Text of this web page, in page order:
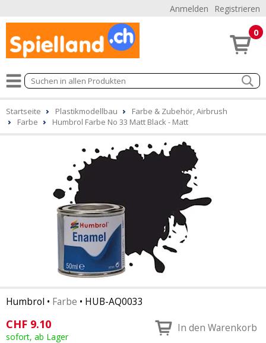
Anmelden Registrieren
0
Startseite Plastikmodellbau
Farbe & Zubehör, Airbrush
Farbe
Humbrol Farbe No 33 Matt Black - Matt
Humbrol • Farbe • HUB-AQ0033
CHF 9.10
sofort, ab Lager
In den Warenkorb